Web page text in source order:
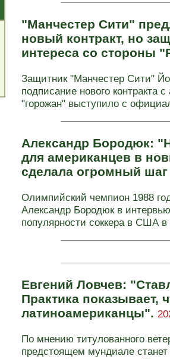
"Манчестер Сити"
новый контракт, но
интереса со стороны
Защитник "Манчестер Сити"
подписание нового контракта
"горожан" выступило с
Александр Бородюк:
для американцев в
сделала огромный
Олимпийский чемпион 1988
Александр Бородюк в
популярности соккера в США в
Евгений Ловчев:
Практика показывает,
латиноамериканцы".
По мнению титулованного
предстоящем мундиале